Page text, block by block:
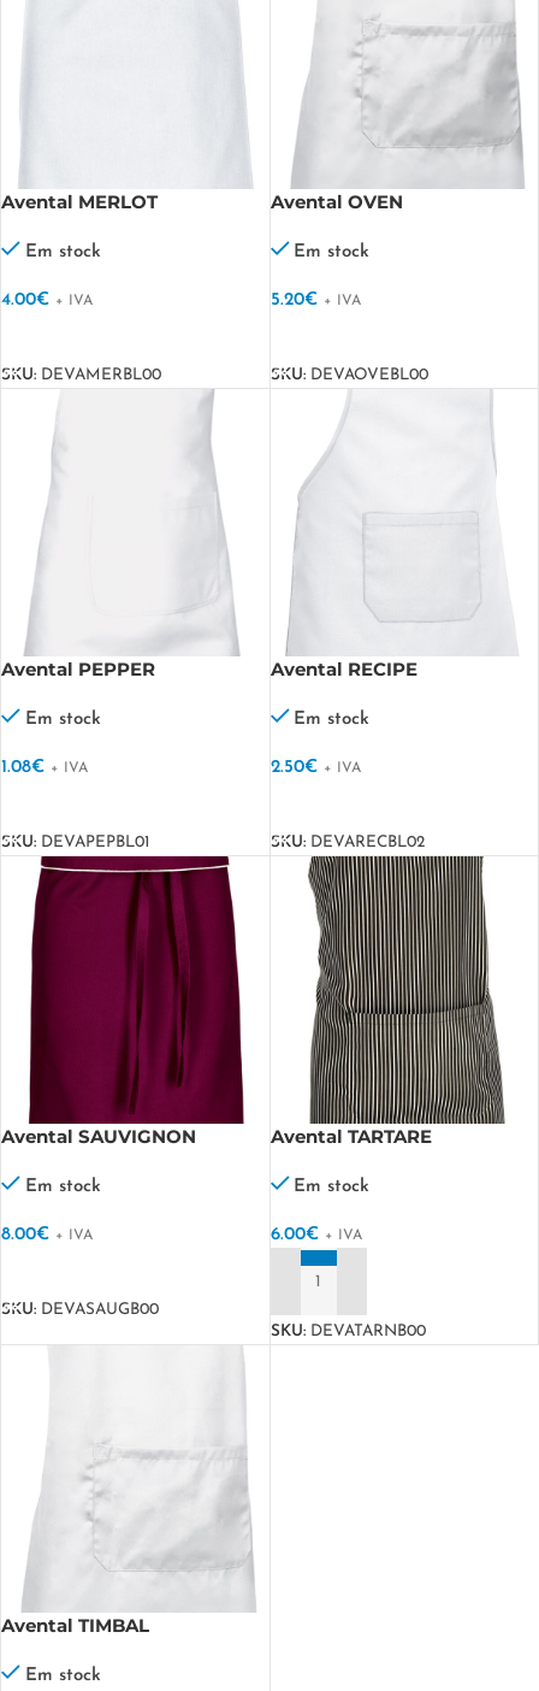
Avental MERLOT
Em stock
4.00€ + IVA
SKU: DEVAMERBL00
Avental OVEN
Em stock
5.20€ + IVA
SKU: DEVAOVEBL00
Avental PEPPER
Em stock
1.08€ + IVA
SKU: DEVAPEPBL01
Avental RECIPE
Em stock
2.50€ + IVA
SKU: DEVARECBL02
Avental SAUVIGNON
Em stock
8.00€ + IVA
SKU: DEVASAUGB00
Avental TARTARE
Em stock
6.00€ + IVA
SKU: DEVATARNB00
Avental TIMBAL
Em stock